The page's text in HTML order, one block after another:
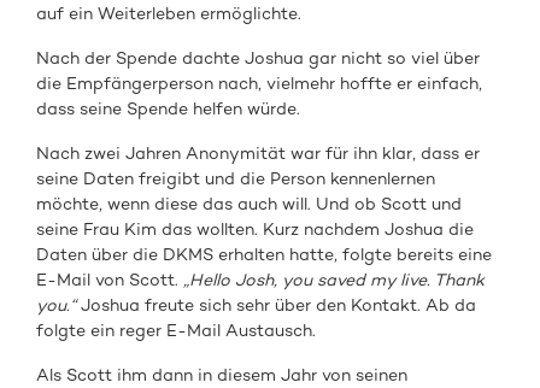
auf ein Weiterleben ermöglichte.
Nach der Spende dachte Joshua gar nicht so viel über
die Empfängerperson nach, vielmehr hoffte er einfach,
dass seine Spende helfen würde.
Nach zwei Jahren Anonymität war für ihn klar, dass er
seine Daten freigibt und die Person kennenlernen
möchte, wenn diese das auch will. Und ob Scott und
seine Frau Kim das wollten. Kurz nachdem Joshua die
Daten über die DKMS erhalten hatte, folgte bereits eine
E-Mail von Scott. „Hello Josh, you saved my live. Thank
you.“Joshua freute sich sehr über den Kontakt. Ab da
folgte ein reger E-Mail Austausch.
Als Scott ihm dann in diesem Jahr von seinen